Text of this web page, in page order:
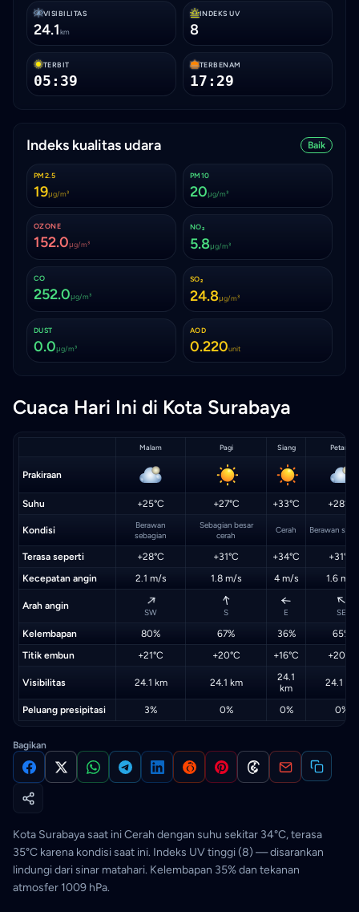
VISIBILITAS
24.1km
INDEKS UV
8
TERBIT
05:39
TERBENAM
17:29
Indeks kualitas udara Baik
PM2.5
19μg/m³
PM10
20μg/m³
OZONE
152.0μg/m³
NO₂
5.8μg/m³
CO
252.0μg/m³
SO₂
24.8μg/m³
DUST
0.0μg/m³
AOD
0.220unit
Cuaca Hari Ini di Kota Surabaya
Malam Pagi Siang Petang
Prakiraan
Suhu +25°C +27°C +33°C +28°C
Kondisi
Berawan
sebagian
Sebagian besar
cerah
Cerah Berawan
Terasa seperti +28°C +31°C +34°C
+31°C
Kecepatan angin
2.1 m/s 1.8 m/s 4 m/s 1.6 m/s
Arah angin ↑
SW
↑
S
↑
E
↑
SE
Kelembapan 80% 67% 36%
65%
Titik embun
+21°C +20°C +16°C +20°C
Visibilitas 24.1 km 24.1 km
24.1
km
24.1 km
Peluang presipitasi 3% 0% 0% 0%
Bagikan
Kota Surabaya saat ini Cerah dengan suhu sekitar 34°C, terasa
35°C karena kondisi saat ini. Indeks UV tinggi (8) — disarankan
lindungi dari sinar matahari. Kelembapan 35% dan tekanan
atmosfer 1009 hPa.